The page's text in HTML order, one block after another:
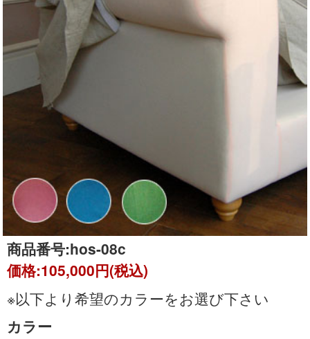
商品番号:hos-08c
価格:105,000円(税込)
※以下より希望のカラーをお選び下さい
カラー